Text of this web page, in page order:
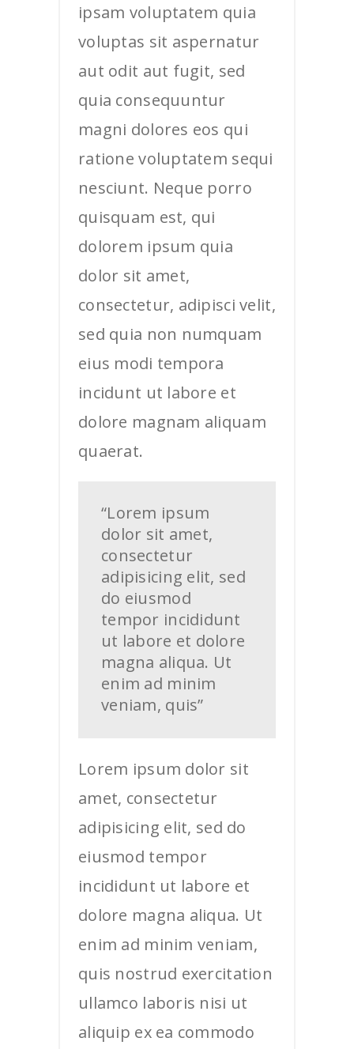
ipsam voluptatem quia
voluptas sit aspernatur
aut odit aut fugit, sed
quia consequuntur
magni dolores eos qui
ratione voluptatem sequi
nesciunt. Neque porro
quisquam est, qui
dolorem ipsum quia
dolor sit amet,
consectetur, adipisci velit,
sed quia non numquam
eius modi tempora
incidunt ut labore et
dolore magnam aliquam
quaerat.
“Lorem ipsum
dolor sit amet,
consectetur
adipisicing elit, sed
do eiusmod
tempor incididunt
ut labore et dolore
magna aliqua. Ut
enim ad minim
veniam, quis”
Lorem ipsum dolor sit
amet, consectetur
adipisicing elit, sed do
eiusmod tempor
incididunt ut labore et
dolore magna aliqua. Ut
enim ad minim veniam,
quis nostrud exercitation
ullamco laboris nisi ut
aliquip ex ea commodo